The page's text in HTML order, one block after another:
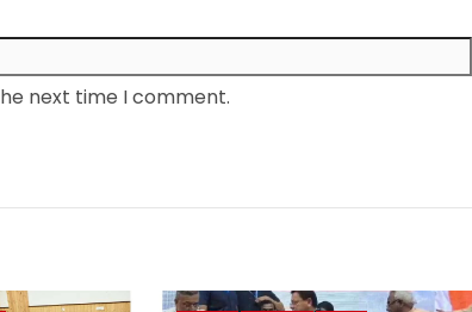
next time I comment.